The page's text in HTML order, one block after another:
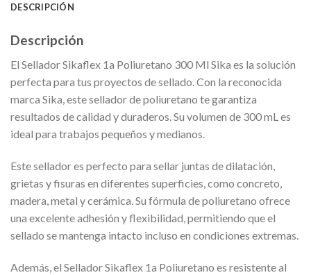
DESCRIPCIÓN
Descripción
El Sellador Sikaflex 1a Poliuretano 300 Ml Sika es la solución
perfecta para tus proyectos de sellado. Con la reconocida
marca Sika, este sellador de poliuretano te garantiza
resultados de calidad y duraderos. Su volumen de 300 mL es
ideal para trabajos pequeños y medianos.
Este sellador es perfecto para sellar juntas de dilatación,
grietas y fisuras en diferentes superficies, como concreto,
madera, metal y cerámica. Su fórmula de poliuretano ofrece
una excelente adhesión y flexibilidad, permitiendo que el
sellado se mantenga intacto incluso en condiciones extremas.
Además, el Sellador Sikaflex 1a Poliuretano es resistente al